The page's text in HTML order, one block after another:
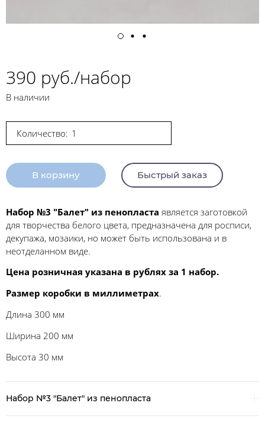
390 руб./набор
В наличии
Количество:
В корзину Быстрый заказ
Набор №3 "Балет" из пенопласта является заготовкой
для творчества белого цвета, предназначена для росписи,
декупажа, мозаики, но может быть использована и в
неотделанном виде.
Цена розничная указана в рублях за 1 набор.
Размер коробки в миллиметрах.
Длина 300 мм
Ширина 200 мм
Высота 30 мм
Набор №3 "Балет" из пенопласта